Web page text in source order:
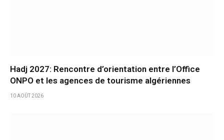
Hadj 2027: Rencontre d’orientation entre l’Office
ONPO et les agences de tourisme algériennes
10 AOÛT 2026